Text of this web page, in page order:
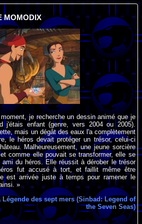
MOMODIX
je recherche un dessin animé que je
j'étais enfant (genre, vers 2004 ou 2005).
mais un dégât des eaux l'a complètement
le héros devait protéger un trésor, celui-ci
Malheureusement, une jeune sorcière
comme elle pouvait se transformer, elle se
du héros. Elle réussit à dérober le trésor
fut accusé à tort, et faillit même être
est arrivée juste à temps pour ramener le
»
Légende des sept mers (Sinbad: Legend of
the Seven Seas)